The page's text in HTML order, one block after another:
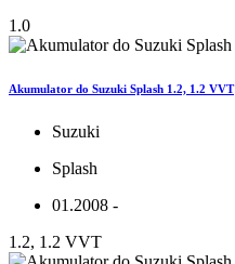
1.0
Akumulator do Suzuki Splash 1.2, 1.2 VVT
Suzuki
Splash
01.2008 -
1.2, 1.2 VVT